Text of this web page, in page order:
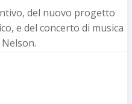
del nuovo progetto
e del concerto di musica